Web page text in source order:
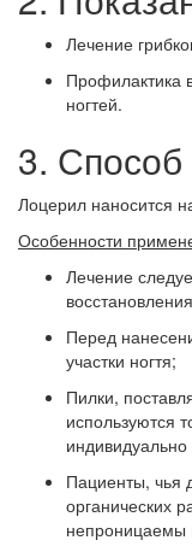
Лечение
Профилактика
ногтей.
3.
Лоцерил наносится
Особенности
Лечение
Перед
участки ногтя;
Пилки,
используются
Пациенты, чья
органических
непроницаемы